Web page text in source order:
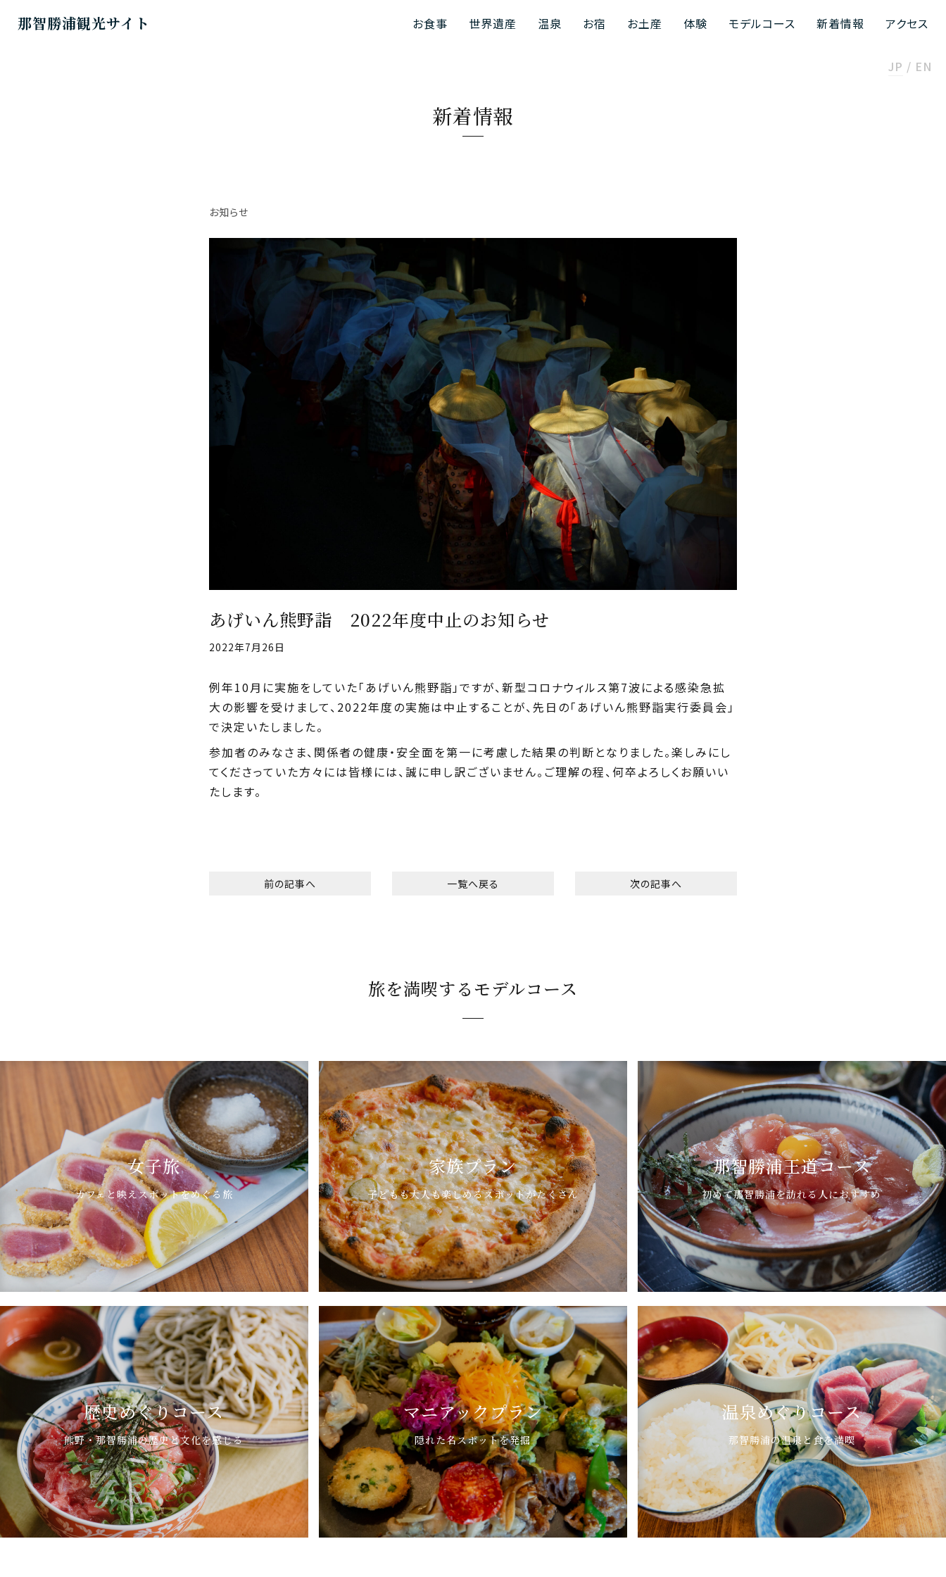
那智勝浦観光サイト お食事 世界遺産 温泉 お宿 お土産 体験 モデルコース 新着情報 アクセス
JP EN
新着情報
お知らせ
あげいん熊野詣 2022年度中止のお知らせ
2022年7月26日
例年10月に実施をしていた「あげいん熊野詣」ですが、新型コロナウィルス第7波による感染急拡
大の影響を受けまして、2022年度の実施は中止することが、先日の「あげいん熊野詣実行委員会」
で決定いたしました。
参加者のみなさま、関係者の健康・安全面を第一に考慮した結果の判断となりました。楽しみにし
てくださっていた方々には皆様には、誠に申し訳ございません。ご理解の程、何卒よろしくお願いい
たします。
前の記事へ 一覧へ戻る 次の記事へ
旅を満喫するモデルコース
女子旅
カフェと映えスポットをめぐる旅
家族プラン
子どもも大人も楽しめるスポットがたくさん
那智勝浦王道コース
初めて那智勝浦を訪れる人におすすめ
歴史めぐりコース
熊野・那智勝浦の歴史と文化を感じる
マニアックプラン
隠れた名スポットを発掘
温泉めぐりコース
那智勝浦の温泉と食を満喫